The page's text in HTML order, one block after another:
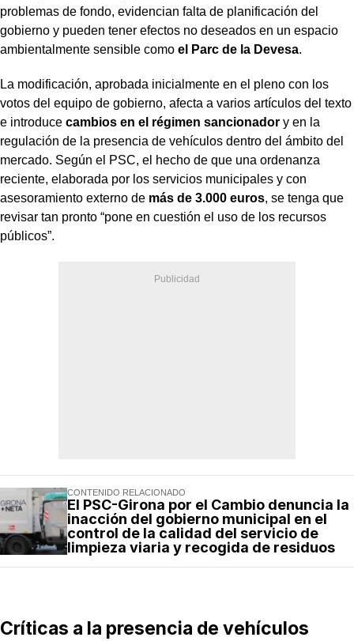
problemas de fondo, evidencian falta de planificación del
gobierno y pueden tener efectos no deseados en un espacio
ambientalmente sensible como el Parc de la Devesa.
La modificación, aprobada inicialmente en el pleno con los
votos del equipo de gobierno, afecta a varios artículos del texto
e introduce cambios en el régimen sancionador y en la
regulación de la presencia de vehículos dentro del ámbito del
mercado. Según el PSC, el hecho de que una ordenanza
reciente, elaborada por los servicios municipales y con
asesoramiento externo de más de 3.000 euros, se tenga que
revisar tan pronto “pone en cuestión el uso de los recursos
públicos”.
CONTENIDO RELACIONADO
El PSC-Girona por el Cambio denuncia la
inacción del gobierno municipal en el
control de la calidad del servicio de
limpieza viaria y recogida de residuos
Críticas a la presencia de vehículos